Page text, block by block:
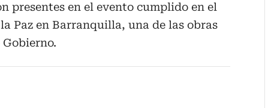
presentes en el evento cumplido en el
Paz en Barranquilla, una de las obras